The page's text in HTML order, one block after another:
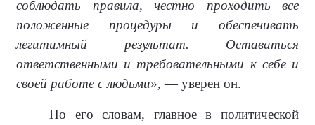
соблюдать правила, честно проходить все
положенные процедуры и обеспечивать
легитимный результат. Оставаться
ответственными и требовательными к себе и
своей работе с людьми», — уверен он.
По его словам, главное в политической